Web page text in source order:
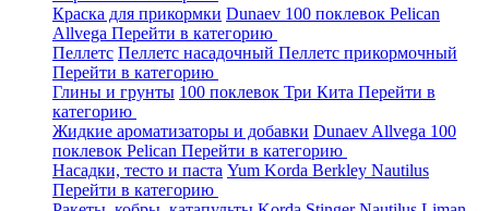
Краска для прикормки Dunaev 100 поклевок Pelican
Allvega Перейти в категорию
Пеллетс Пеллетс насадочный Пеллетс прикормочный
Перейти в категорию
Глины и грунты 100 поклевок Три Кита Перейти в
категорию
Жидкие ароматизаторы и добавки Dunaev Allvega 100
поклевок Pelican Перейти в категорию
Насадки, тесто и паста Yum Korda Berkley Nautilus
Перейти в категорию